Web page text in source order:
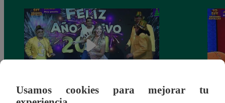
Usamos cookies para mejorar tu